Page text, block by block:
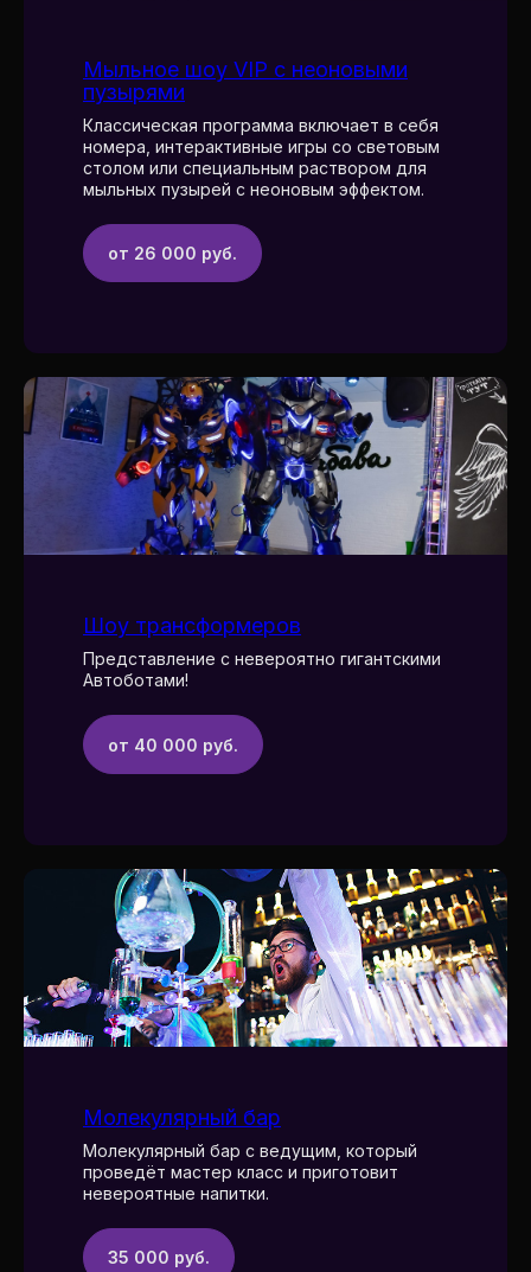
Мыльное шоу VIP с неоновыми
пузырями
Классическая программа включает в себя
номера, интерактивные игры со световым
столом или специальным раствором для
мыльных пузырей с неоновым эффектом.
от 26 000 руб.
Шоу трансформеров
Представление с невероятно гигантскими
Автоботами!
от 40 000 руб.
Молекулярный бар
Молекулярный бар с ведущим, который
проведёт мастер класс и приготовит
невероятные напитки.
35 000 руб.